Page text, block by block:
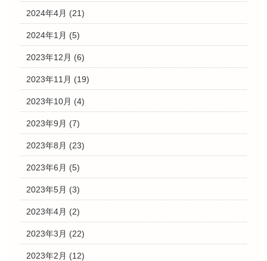
2024年4月 (21)
2024年1月 (5)
2023年12月 (6)
2023年11月 (19)
2023年10月 (4)
2023年9月 (7)
2023年8月 (23)
2023年6月 (5)
2023年5月 (3)
2023年4月 (2)
2023年3月 (22)
2023年2月 (12)